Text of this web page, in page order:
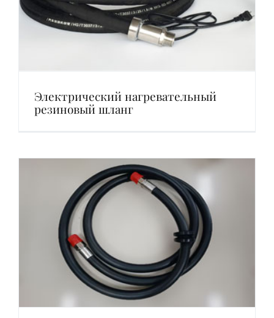
Электрический нагревательный
резиновый шланг